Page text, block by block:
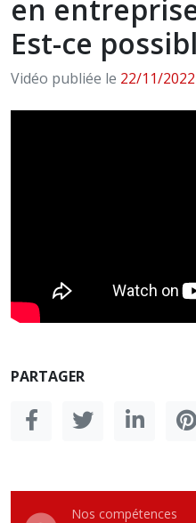
en
Est-ce
Vidéo publiée le 22/11/2022
PARTAGER
Nos compétences